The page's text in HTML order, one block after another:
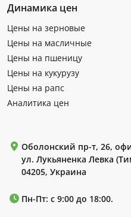
Динамика цен
Цены на зерновые
Цены на масличные
Цены на пшеницу
Цены на кукурузу
Цены на рапс
Аналитика цен
Оболонский пр-т, 26,
ул. Лукьяненка Левка
04205, Украина
Пн-Пт: с 9:00 до 18:00.